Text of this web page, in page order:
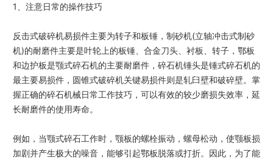
1、注意日常的操作技巧
反击式破碎机易损件主要为转子和板锤，制砂机(立轴冲击式制砂
机)的耐磨件主要是叶轮上的板锤、合金刀头、衬板、转子，鄂板
和边护板是颚式碎石机的主要耐磨件，碎石机锤头是锤式碎石机的
最主要易损件，圆锥式破碎机关键易损件则是轧臼壁和破碎壁。掌
握正确的碎石机械日常工作技巧，可以有效的较少磨损失效率，延
长耐磨件的使用寿命。
例如，当颚式碎石工作时，颚板的螺栓振动，螺母松动，使颚板损
加剧并产生极大的噪音，能够引起鄂板脱落或打折。因此，为了能